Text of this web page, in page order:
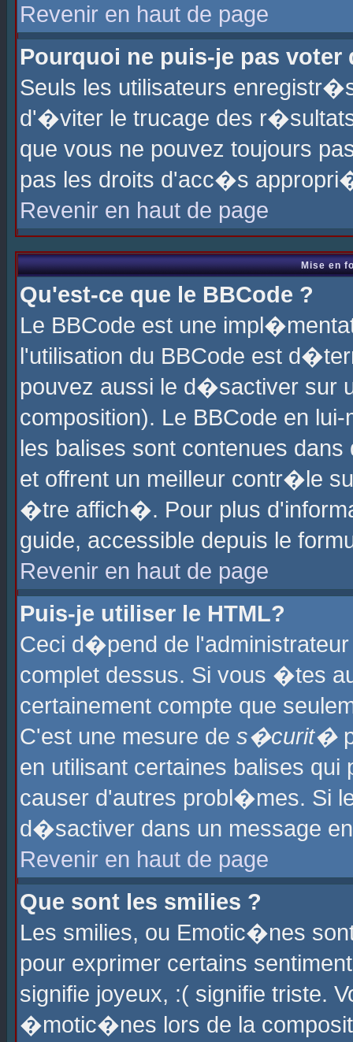
Revenir en haut de page
Pourquoi ne puis-je pas voter
Seuls les utilisateurs
d'�viter le trucage des
que vous ne pouvez toujours
pas les droits d'acc�s
Revenir en haut de page
Mise en
Qu'est-ce que le BBCode ?
Le BBCode est une
l'utilisation du BBCode est
pouvez aussi le d�sactiver sur
composition). Le BBCode en
les balises sont contenues
et offrent un meilleur contr�le
�tre affich�. Pour plus
guide, accessible depuis le
Revenir en haut de page
Puis-je utiliser le HTML?
Ceci d�pend de
complet dessus. Si vous �tes
certainement compte que
C'est une mesure de s�curit�
en utilisant certaines balises
causer d'autres probl�mes. Si
d�sactiver dans un message
Revenir en haut de page
Que sont les smilies ?
Les smilies, ou Emotic�nes
pour exprimer certains
signifie joyeux, :( signifie triste.
�motic�nes lors de la